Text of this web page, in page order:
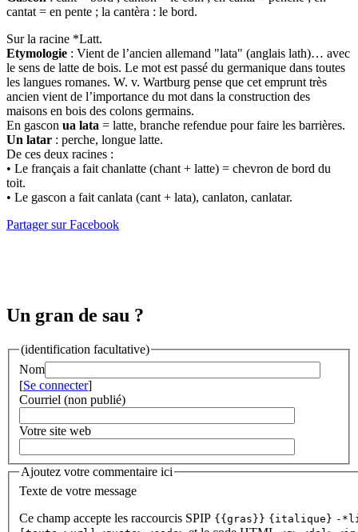
cantat = en pente ; la cantèra : le bord.
Sur la racine *Latt.
Etymologie : Vient de l’ancien allemand "lata" (anglais lath)… avec
le sens de latte de bois. Le mot est passé du germanique dans toutes
les langues romanes. W. v. Wartburg pense que cet emprunt très
ancien vient de l’importance du mot dans la construction des
maisons en bois des colons germains.
En gascon ua lata = latte, branche refendue pour faire les barrières.
Un latar : perche, longue latte.
De ces deux racines :
• Le français a fait chanlatte (chant + latte) = chevron de bord du
toit.
• Le gascon a fait canlata (cant + lata), canlaton, canlatar.
Partager sur Facebook
Un gran de sau ?
(identification facultative)
Nom
[Se connecter]
Courriel (non publié)
Votre site web
Ajoutez votre commentaire ici
Texte de votre message
Ce champ accepte les raccourcis SPIP {{gras}} {italique} -